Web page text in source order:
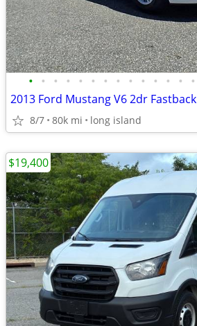
• • • • • • • • • • • • • •
2013 Ford Mustang V6 2dr Fastback
8/7 80k mi long island
$19,400